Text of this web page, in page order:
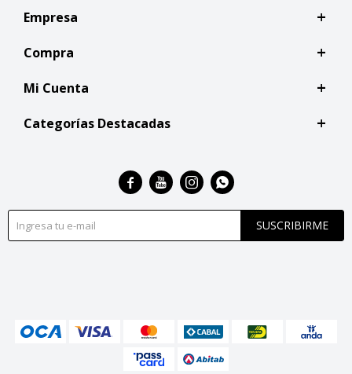
Empresa
Compra
Mi Cuenta
Categorías Destacadas
SUSCRIBIRME
   